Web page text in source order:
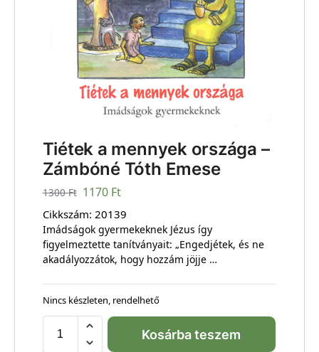
Tiétek a mennyek országa –
Zámbóné Tóth Emese
1300Ft 1170 Ft
Cikkszám: 20139
Imádságok gyermekeknek Jézus így
figyelmeztette tanítványait: „Engedjétek, és ne
akadályozzátok, hogy hozzám jöjje …
Nincs készleten, rendelhető
Kosárba teszem